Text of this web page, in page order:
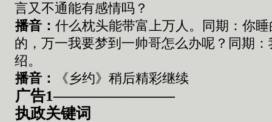
言又不通能有感情吗？
播音： 什么枕头能带富上万人 。同期：你
的，万一我要梦到一帅哥怎么办呢？同期
绍。
播音：
《乡约》 稍后精彩继续
广告1————————
执政关键词